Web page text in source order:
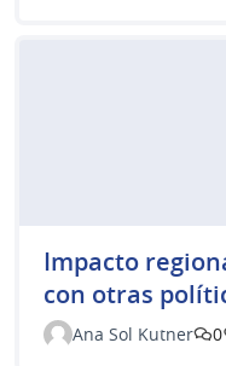
Impacto
con otras
Ana Sol Kutner
0